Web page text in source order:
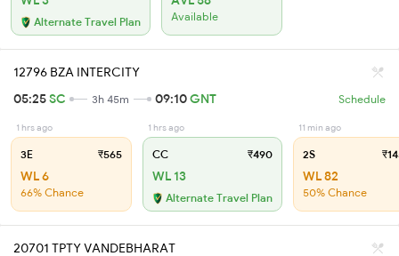
Alternate Travel Plan Available
12796 BZA INTERCITY
05:25SC 3h 45m 09:10GNT Schedule
1 hrs ago
3E ₹565
WL 6
66% Chance
1 hrs ago
CC ₹490
WL 13
Alternate Travel Plan
11 min ago
2S
WL 82
50% Chance
20701 TPTY VANDEBHARAT